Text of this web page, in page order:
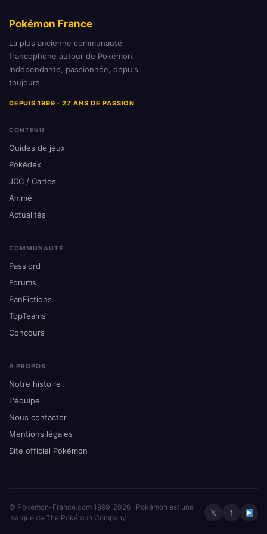
Pokémon France
La plus ancienne communauté
francophone autour de Pokémon.
Indépendante, passionnée, depuis
toujours.
DEPUIS 1999 · 27 ANS DE PASSION
CONTENU
Guides de jeux
Pokédex
JCC / Cartes
Animé
Actualités
COMMUNAUTÉ
Passlord
Forums
FanFictions
TopTeams
Concours
À PROPOS
Notre histoire
L'équipe
Nous contacter
Mentions légales
Site officiel Pokémon
© Pokemon-France.com 1999–2026 · Pokémon est une
marque de The Pokémon Company
𝕏 f